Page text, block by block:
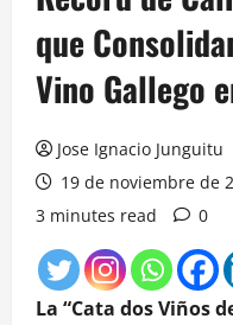
que
Vino Gallego
Jose Ignacio Junguitu
19 de noviembre de
3 minutes read
0
La “Cata dos Viños